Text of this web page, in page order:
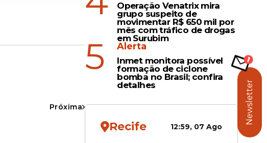
Ipubi,
Filomena,
Próxima
Operação Venatrix mira
grupo suspeito de
movimentar R$ 650 mil por
mês com tráfico de drogas
em Surubim
5 Alerta
Inmet monitora possível
formação de ciclone
bomba no Brasil; confira
detalhes
Recife 12:59, 07 Ago
Newsletter